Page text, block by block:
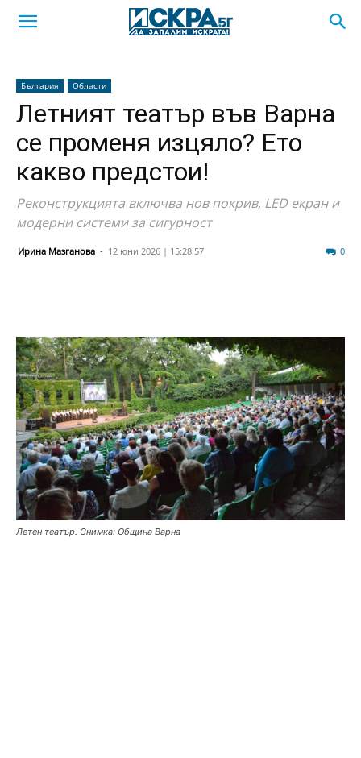
България Области
Летният театър във Варна
се променя изцяло? Ето
какво предстои!
Реконструкцията включва нов покрив, LED екран и
модерни системи за сигурност
Ирина Мазганова - 12 юни 2026 | 15:28:57 0
Летен театър. Снимка: Община Варна